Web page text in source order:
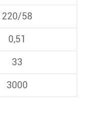
220/58
0,51
33
3000